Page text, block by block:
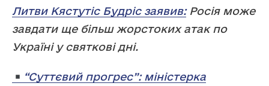
Литви Кястутіс Будріс заявив:Росія може
завдати ще більш жорстоких атак по
Україні у святкові дні.
“Суттєвий прогрес”: міністерка